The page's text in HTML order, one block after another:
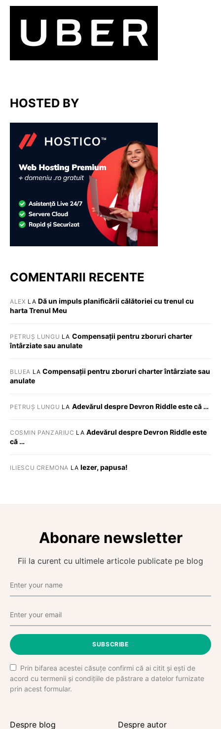
HOSTED BY
COMENTARII RECENTE
ALEX LA Dă un impuls planificării călătoriei cu trenul cu
harta Trenul Meu
PETRUȘ LUNGU LA Compensații pentru zboruri charter
întârziate sau anulate
BLUEA LACompensații pentru zboruri charter întârziate sau
anulate
PETRUȘ LUNGU LA Adevărul despre Devron Riddle este că …
COSMIN PANZARIUC LA Adevărul despre Devron Riddle este
că …
ILIESCU CREMONA LA Iezer, papusa!
Abonare newsletter
Fii la curent cu ultimele articole publicate pe blog
SUBSCRIBE
Prin bifarea acestei căsuțe confirmi că ai citit și ești de
acord cu termenii și condițiile de păstrare a datelor furnizate
prin acest formular.
Despre blog Despre autor